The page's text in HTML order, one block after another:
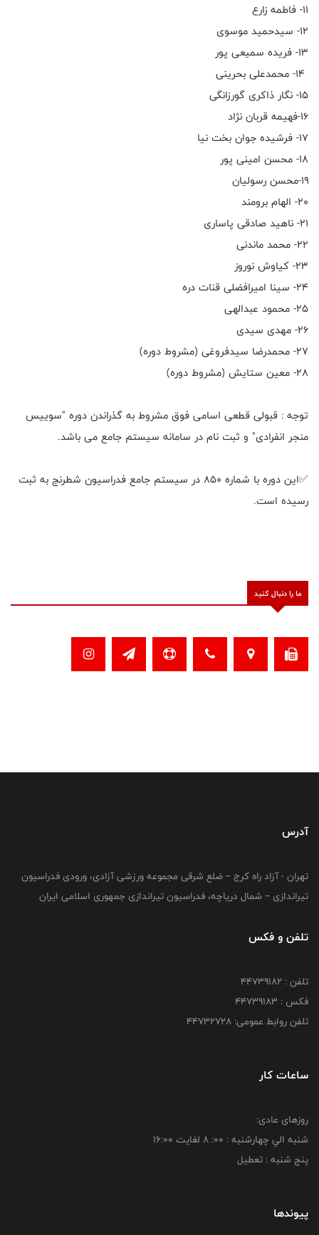
۱۱- فاطمه زارع
۱۲- سیدحمید موسوی
۱۳- فریده سمیعی پور
۱۵- نگار ذاکری گورزانگی
۱۶-فهیمه قربان نژاد
۱۷- فرشیده جوان بخت نیا
۱۸- محسن امینی پور
۱۹-محسن رسولیان
۲۰- الهام برومند
۲۱- ناهید صادقی پاساری
۲۲- محمد ماندنی
۲۳- کیاوش نوروز
۲۴- سینا امیرافضلی قنات دره
۲۵- محمود عبدالهی
۲۶- مهدی سیدی
۲۷- محمدرضا سیدفروغی (مشروط دوره)
۲۸- معین ستایش (مشروط دوره)
توجه : قبولی قطعی اسامی فوق مشروط به گذراندن دوره "سوییس
منجر انفرادی" و ثبت نام در سامانه سیستم جامع می باشد.
✅این دوره با شماره ۸۵۰ در سیستم جامع فدراسیون شطرنج به ثبت
رسیده است.
ما را دنبال کنید
آدرس
تهران - آزاد راه کرج – ضلع شرقی مجموعه ورزشی آزادی، ورودی فدراسیون
تیراندازی – شمال دریاچه، فدراسیون تیراندازی جمهوری اسلامی ایران
تلفن و فکس
تلفن : ۴۴۷۳۹۱۸۲
فکس : ۴۴۷۳۹۱۸3
تلفن روابط عمومی: ۴۴۷۳۲۷۲۸
ساعات کار
روزهای عادی:
شنبه الي چهارشنبه : 00: 8 لغايت 16:00
پنج شنبه : تعطیل
پیوندها